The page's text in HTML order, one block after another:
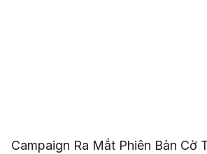
Campaign Ra Mắt Phiên Bản Cờ